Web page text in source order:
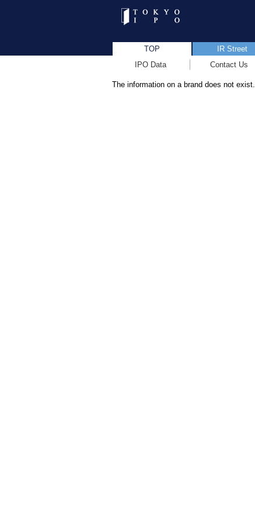
TOP
IR Street
IPO Data
Contact Us
The information on a brand does not exist.